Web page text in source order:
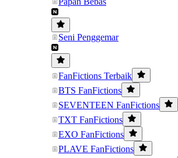
Seni Penggemar
FanFictions Terbaik
BTS FanFictions
SEVENTEEN FanFictions
TXT FanFictions
EXO FanFictions
PLAVE FanFictions